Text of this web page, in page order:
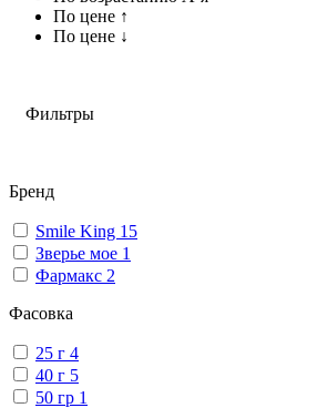
По цене ↑
По цене ↓
Фильтры
Бренд
Smile King 15
Зверье мое 1
Фармакс 2
Фасовка
25 г 4
40 г 5
50 гр 1